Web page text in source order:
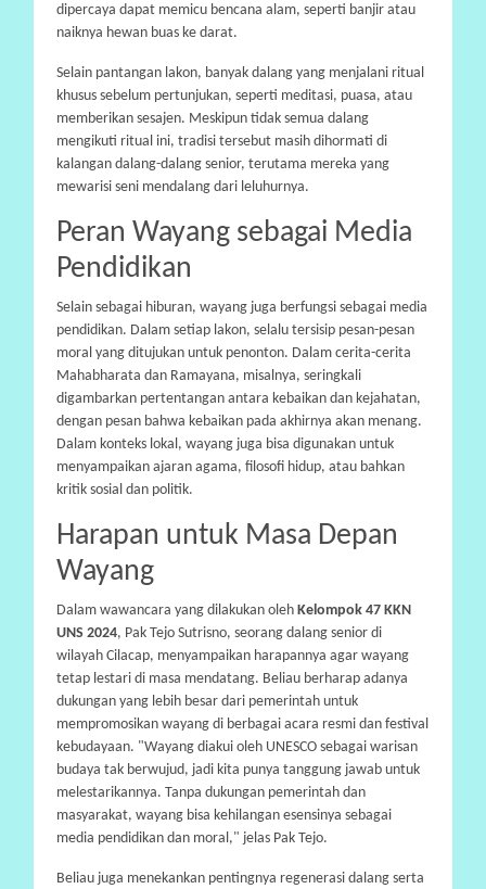
dipercaya dapat memicu bencana alam, seperti banjir atau
naiknya hewan buas ke darat.
Selain pantangan lakon, banyak dalang yang menjalani ritual
khusus sebelum pertunjukan, seperti meditasi, puasa, atau
memberikan sesajen. Meskipun tidak semua dalang
mengikuti ritual ini, tradisi tersebut masih dihormati di
kalangan dalang-dalang senior, terutama mereka yang
mewarisi seni mendalang dari leluhurnya.
Peran Wayang sebagai Media
Pendidikan
Selain sebagai hiburan, wayang juga berfungsi sebagai media
pendidikan. Dalam setiap lakon, selalu tersisip pesan-pesan
moral yang ditujukan untuk penonton. Dalam cerita-cerita
Mahabharata dan Ramayana, misalnya, seringkali
digambarkan pertentangan antara kebaikan dan kejahatan,
dengan pesan bahwa kebaikan pada akhirnya akan menang.
Dalam konteks lokal, wayang juga bisa digunakan untuk
menyampaikan ajaran agama, filosofi hidup, atau bahkan
kritik sosial dan politik.
Harapan untuk Masa Depan
Wayang
Dalam wawancara yang dilakukan oleh Kelompok 47 KKN
UNS 2024, Pak Tejo Sutrisno, seorang dalang senior di
wilayah Cilacap, menyampaikan harapannya agar wayang
tetap lestari di masa mendatang. Beliau berharap adanya
dukungan yang lebih besar dari pemerintah untuk
mempromosikan wayang di berbagai acara resmi dan festival
kebudayaan. "Wayang diakui oleh UNESCO sebagai warisan
budaya tak berwujud, jadi kita punya tanggung jawab untuk
melestarikannya. Tanpa dukungan pemerintah dan
masyarakat, wayang bisa kehilangan esensinya sebagai
media pendidikan dan moral," jelas Pak Tejo.
Beliau juga menekankan pentingnya regenerasi dalang serta